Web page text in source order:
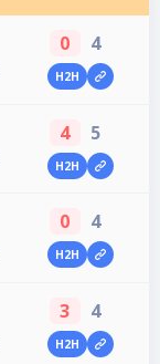
0 4
H2H
4 5
H2H
0 4
H2H
3 4
H2H